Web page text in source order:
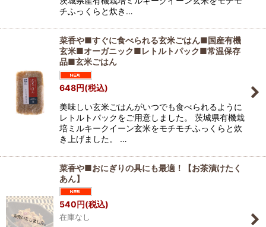
チふっくらと炊き…
菜香や■すぐに食べられる玄米ごはん■国産有機
玄米■オーガニック■レトルトパック■常温保存
品■玄米ごはん
648円(税込)
美味しい玄米ごはんがいつでも食べられるように
レトルトパックをご用意しました。 茨城県有機栽
培ミルキークイーン玄米をモチモチふっくらと炊
き上げました。 …
菜香や■おにぎりの具にも最適！【お茶漬けたく
あん】
540 円(税込)
在庫なし